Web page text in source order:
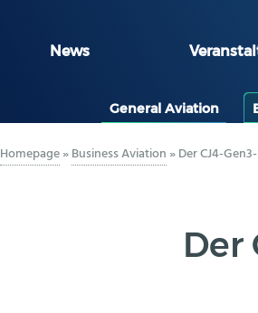
News
General Aviation
Homepage»Business Aviation »Der CJ4-
Der